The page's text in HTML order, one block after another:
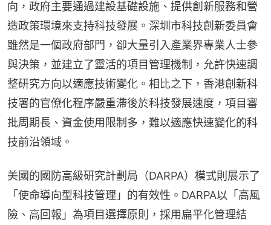
向，政府主要通過建設基礎設施、提供創新服務和營
造政策環境來支持科技發展。深圳市科技創新委員會
雖然是一個政府部門，卻大量引入產業界專業人士參
與決策，並建立了靈活的項目管理機制，允許快速調
整研究方向以適應技術變化。相比之下，香港創新科
技署的官僚化程序嚴重滯後於科技發展速度，項目審
批周期長、資金使用限制多，難以適應快速變化的科
技前沿領域。
美國的國防高級研究計劃局（DARPA）模式則展示了
「使命導向型科技管理」的有效性。DARPA以「高風
險、高回報」為項目選擇原則，採用扁平化管理結